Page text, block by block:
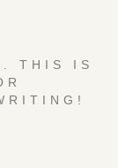
THIS IS